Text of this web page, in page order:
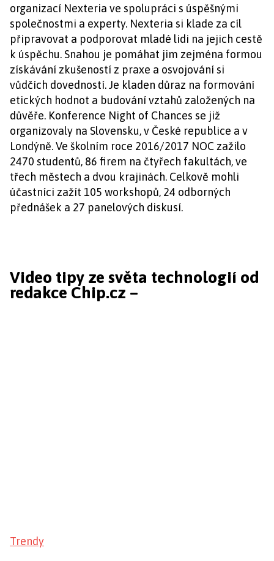
organizací Nexteria ve spolupráci s úspěšnými
společnostmi a experty. Nexteria si klade za cíl
připravovat a podporovat mladé lidi na jejich cestě
k úspěchu. Snahou je pomáhat jim zejména formou
získávání zkušeností z praxe a osvojování si
vůdčích dovedností. Je kladen důraz na formování
etických hodnot a budování vztahů založených na
důvěře. Konference Night of Chances se již
organizovaly na Slovensku, v České republice a v
Londýně. Ve školním roce 2016/2017 NOC zažilo
2470 studentů, 86 firem na čtyřech fakultách, ve
třech městech a dvou krajinách. Celkově mohli
účastníci zažít 105 workshopů, 24 odborných
přednášek a 27 panelových diskusí.
Video tipy ze světa technologií od
redakce Chip.cz –
Trendy